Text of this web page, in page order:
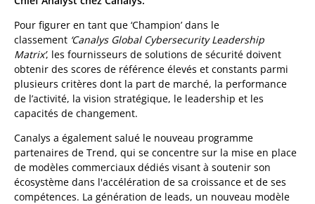
Pour figurer en tant que ‘Champion’ dans le
classement ‘Canalys Global Cybersecurity Leadership
Matrix’, les fournisseurs de solutions de sécurité doivent
obtenir des scores de référence élevés et constants parmi
plusieurs critères dont la part de marché, la performance
de l’activité, la vision stratégique, le leadership et les
capacités de changement.
Canalys a également salué le nouveau programme
partenaires de Trend, qui se concentre sur la mise en place
de modèles commerciaux dédiés visant à soutenir son
écosystème dans l'accélération de sa croissance et de ses
compétences. La génération de leads, un nouveau modèle